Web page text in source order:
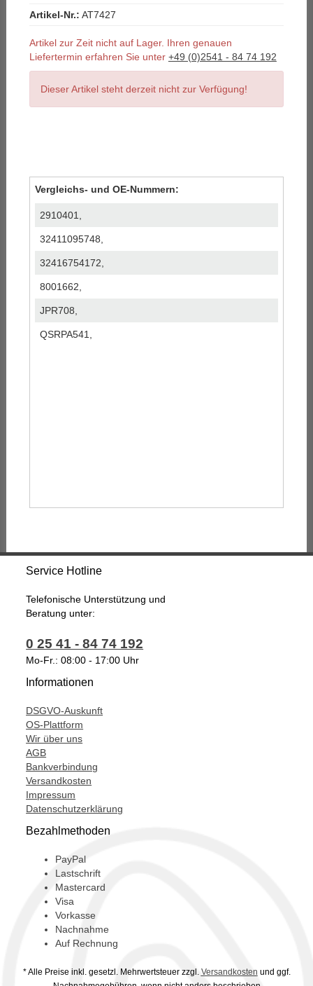
Artikel-Nr.: AT7427
Artikel zur Zeit nicht auf Lager. Ihren genauen
Liefertermin erfahren Sie unter +49 (0)2541 - 84 74 192
Dieser Artikel steht derzeit nicht zur Verfügung!
Vergleichs- und OE-Nummern:
2910401,
32411095748,
32416754172,
8001662,
JPR708,
QSRPA541,
Service Hotline
Telefonische Unterstützung und
Beratung unter:
0 25 41 - 84 74 192
Mo-Fr.: 08:00 - 17:00 Uhr
Informationen
DSGVO-Auskunft
OS-Plattform
Wir über uns
AGB
Bankverbindung
Versandkosten
Impressum
Datenschutzerklärung
Bezahlmethoden
PayPal
Lastschrift
Mastercard
Visa
Vorkasse
Nachnahme
Auf Rechnung
* Alle Preise inkl. gesetzl. Mehrwertsteuer zzgl. Versandkosten und ggf.